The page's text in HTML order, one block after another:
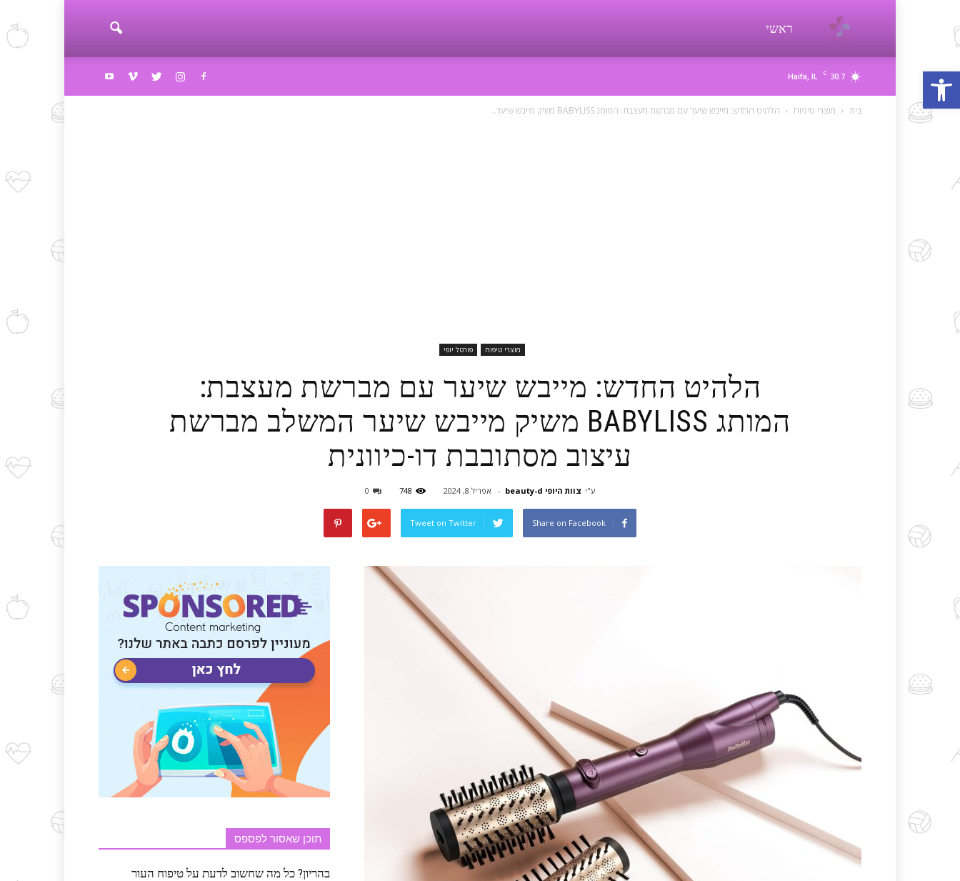
פתח סרגל נגישות
פורטל
ראשי
30.7
C
Haifa, IL
בית מוצרי טיפוח הלהיט החדש: מייבש שיער עם מברשת מעצבת: המותג BABYLISS משיק מייבש שיער...
מוצרי טיפוח פורטל יופי
הלהיט החדש: מייבש שיער עם מברשת מעצבת:
המותג BABYLISS משיק מייבש שיער המשלב מברשת
עיצוב מסתובבת דו-כיוונית
ע"י צוות היופי beauty-d - אפריל 8, 2024 748
0
Share on Facebook
Tweet on Twitter
תוכן שאסור לפספס
בהריון? כל מה שחשוב לדעת על טיפוח העור